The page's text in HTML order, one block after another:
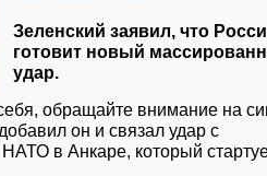
Зеленский заявил, что
готовит новый
удар.
обращайте внимание на
он и связал удар с
в Анкаре, который